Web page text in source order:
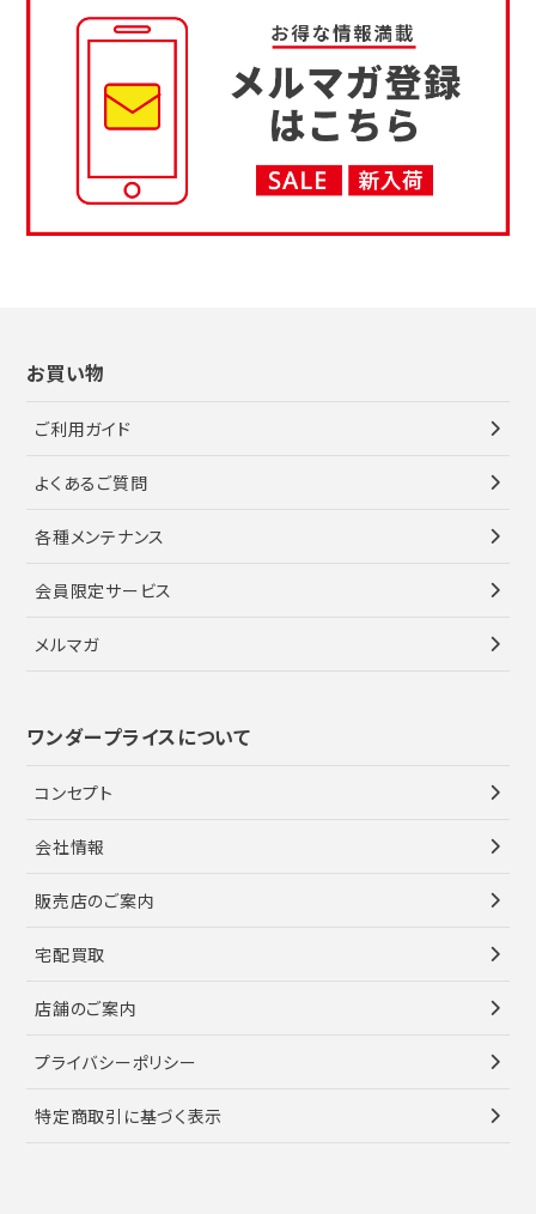
お買い物
ご利用ガイド
よくあるご質問
各種メンテナンス
会員限定サービス
メルマガ
ワンダープライスについて
コンセプト
会社情報
販売店のご案内
宅配買取
店舗のご案内
プライバシーポリシー
特定商取引に基づく表示